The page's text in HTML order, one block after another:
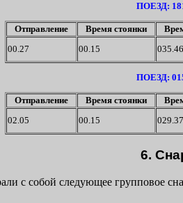
ПОЕЗД:
Отправление Время стоянки
00.27
00.15 035.46
ПОЕЗД:
Отправление Время стоянки
02.05
00.15 029.37
6.
с собой следующее групповое